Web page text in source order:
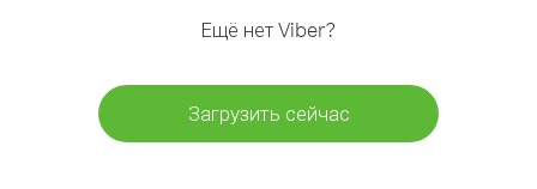
Ещё нет Viber?
Загрузить сейчас